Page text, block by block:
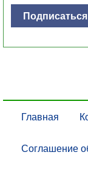
Главная
Соглашение